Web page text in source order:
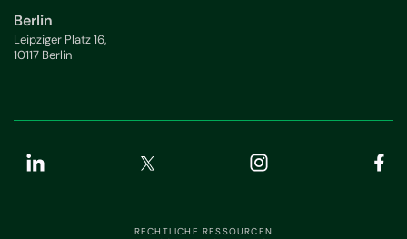
Berlin
Leipziger Platz 16,
10117 Berlin
RECHTLICHE RESSOURCEN